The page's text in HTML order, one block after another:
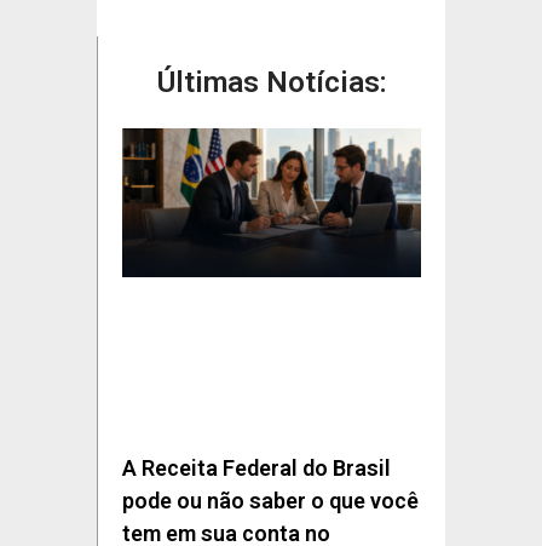
Últimas Notícias:
A Receita Federal do Brasil
pode ou não saber o que você
tem em sua conta no